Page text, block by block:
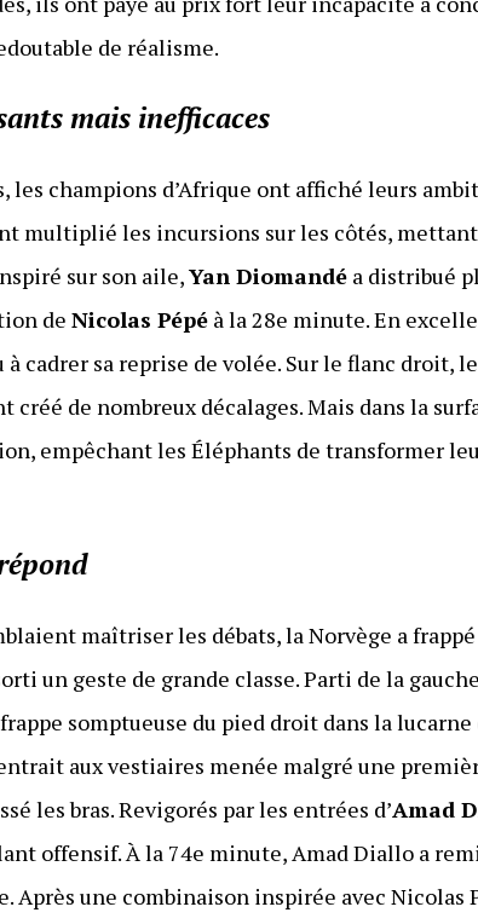
de réalisme.
mais inefficaces
les champions d’Afrique ont affiché leurs
multiplié les incursions sur les côtés,
sur son aile,Yan Diomandé a distribué
deNicolas Pépé à la 28e minute. En
à cadrer sa reprise de volée. Sur le flanc droit,
créé de nombreux décalages. Mais dans la
empêchant les Éléphants de transformer
maîtriser les débats, la Norvège a
un geste de grande classe. Parti de la
somptueuse du pied droit dans la
aux vestiaires menée malgré une
les bras. Revigorés par les entrées d’Amad
offensif. À la 74e minute, Amad Diallo a
Après une combinaison inspirée avec